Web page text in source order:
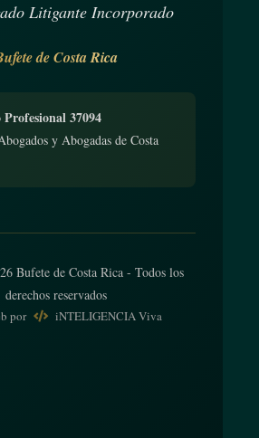
Litigante Incorporado
de Costa Rica
37094
y Abogadas de Costa
Bufete de Costa Rica - Todos los
derechos reservados
por iNTELIGENCIA Viva